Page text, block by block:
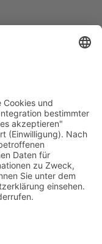
Was
einem
und wie
treffen
sind